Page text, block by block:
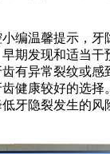
温馨提示，牙
期发现和适当干
有异常裂纹或感
健康较好的选
牙隐裂发生的风